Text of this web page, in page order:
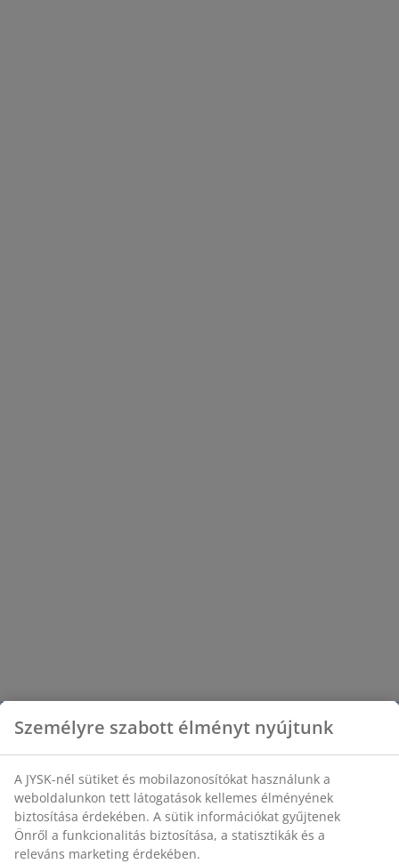
Személyre szabott élményt nyújtunk
A JYSK-nél sütiket és mobilazonosítókat használunk a
weboldalunkon tett látogatások kellemes élményének
biztosítása érdekében. A sütik információkat gyűjtenek
Önről a funkcionalitás biztosítása, a statisztikák és a
releváns marketing érdekében.